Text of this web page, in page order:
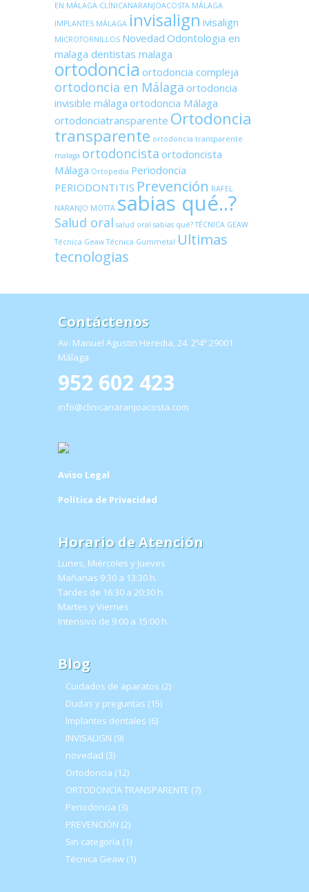
EN MÁLAGA CLÍNICANARANJOACOSTA MÁLAGA
IMPLANTES MÁLAGA invisalign ivisalign
MICROTORNILLOS Novedad Odontologia en
malaga dentistas malaga
ortodoncia ortodoncia compleja
ortodoncia en Málaga ortodoncia
invisible málaga ortodoncia Málaga
ortodonciatransparente Ortodoncia
transparente ortodoncia transparente
malaga ortodoncista ortodoncista
Málaga Ortopedia Periodoncia
PERIODONTITIS Prevención RAFEL
NARANJO MOTTA sabias qué..?
Salud oral salud oral sabias qué? TÉCNICA GEAW
Técnica Geaw Técnica Gummetal Ultimas
tecnologias
Contáctenos
Av. Manuel Agustin Heredia, 24. 2º4ª 29001
Málaga
952 602 423
info@clinicanaranjoacosta.com
Aviso Legal
Política de Privacidad
Horario de Atención
Lunes, Miércoles y Jueves
Mañanas 9:30 a 13:30 h.
Tardes de 16:30 a 20:30 h.
Martes y Viernes
Intensivo de 9:00 a 15:00 h.
Blog
Cuidados de aparatos (2)
Dudas y preguntas (15)
Implantes dentales (6)
INVISALIGN (9)
novedad (3)
Ortodoncia (12)
ORTODONCIA TRANSPARENTE (7)
Periodoncia (3)
PREVENCIÓN (2)
Sin categoría (1)
Técnica Geaw (1)